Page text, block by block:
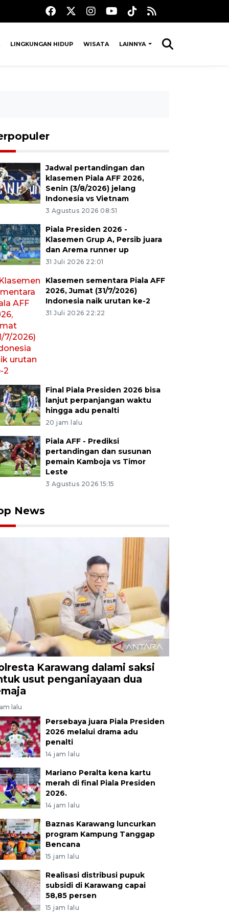
LINGKUNGAN HIDUP WISATA LAINNYA
Jadwal pertandingan dan
klasemen Piala AFF 2026,
Senin (3/8/2026) jelang
Indonesia vs Vietnam
3 Agustus 2026 08:51
Piala Presiden 2026 -
Klasemen Grup A, Persib juara
dan Arema runner up
31 Juli 2026 22:01
Klasemen sementara Piala AFF
2026, Jumat (31/7/2026)
Indonesia naik urutan ke-2
31 Juli 2026 22:22
Final Piala Presiden 2026 bisa
lanjut perpanjangan waktu
hingga adu penalti
20 jam lalu
Piala AFF - Prediksi
pertandingan dan susunan
pemain Kamboja vs Timor
Leste
3 Agustus 2026 15:15
News
Karawang dalami saksi
usut penganiayaan dua
lalu
Persebaya juara Piala Presiden
2026 melalui drama adu
penalti
14 jam lalu
Mariano Peralta kena kartu
merah di final Piala Presiden
2026.
14 jam lalu
Baznas Karawang luncurkan
program Kampung Tanggap
Bencana
15 jam lalu
Realisasi distribusi pupuk
subsidi di Karawang capai
58,85 persen
15 jam lalu